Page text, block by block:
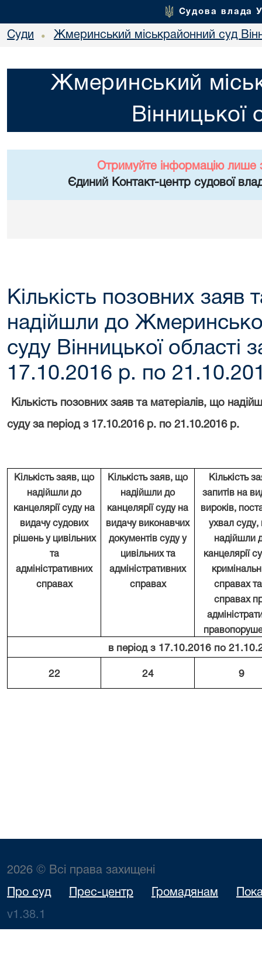
Судова влада
Суди • Жмеринський міськрайонний суд
Жмеринський
Вінницької
Отримуйте інформацію лише
Єдиний Контакт-центр судової
Кількість позовних заяв
надійшли до
суду Вінницької області
17.10.2016 р. по
Кількість позовних заяв та матеріалів, що
суду за період з 17.10.2016 р. по 21.10.2016 р.
Кількість заяв, що
надійшли до
канцелярії суду на
видачу судових
рішень у цивільних
та
адміністративних
справах
Кількість заяв, що
надійшли до
канцелярії суду на
видачу виконавчих
документів суду у
цивільних та
адміністративних
справах
Кількість
запитів на
вироків,
ухвал суду,
надійшли
канцелярії
справах
справах
в період з 17.10.2016 по
22 24 9
2026 © Всі права захищені
Про суд Прес-центр Громадянам
v1.38.1